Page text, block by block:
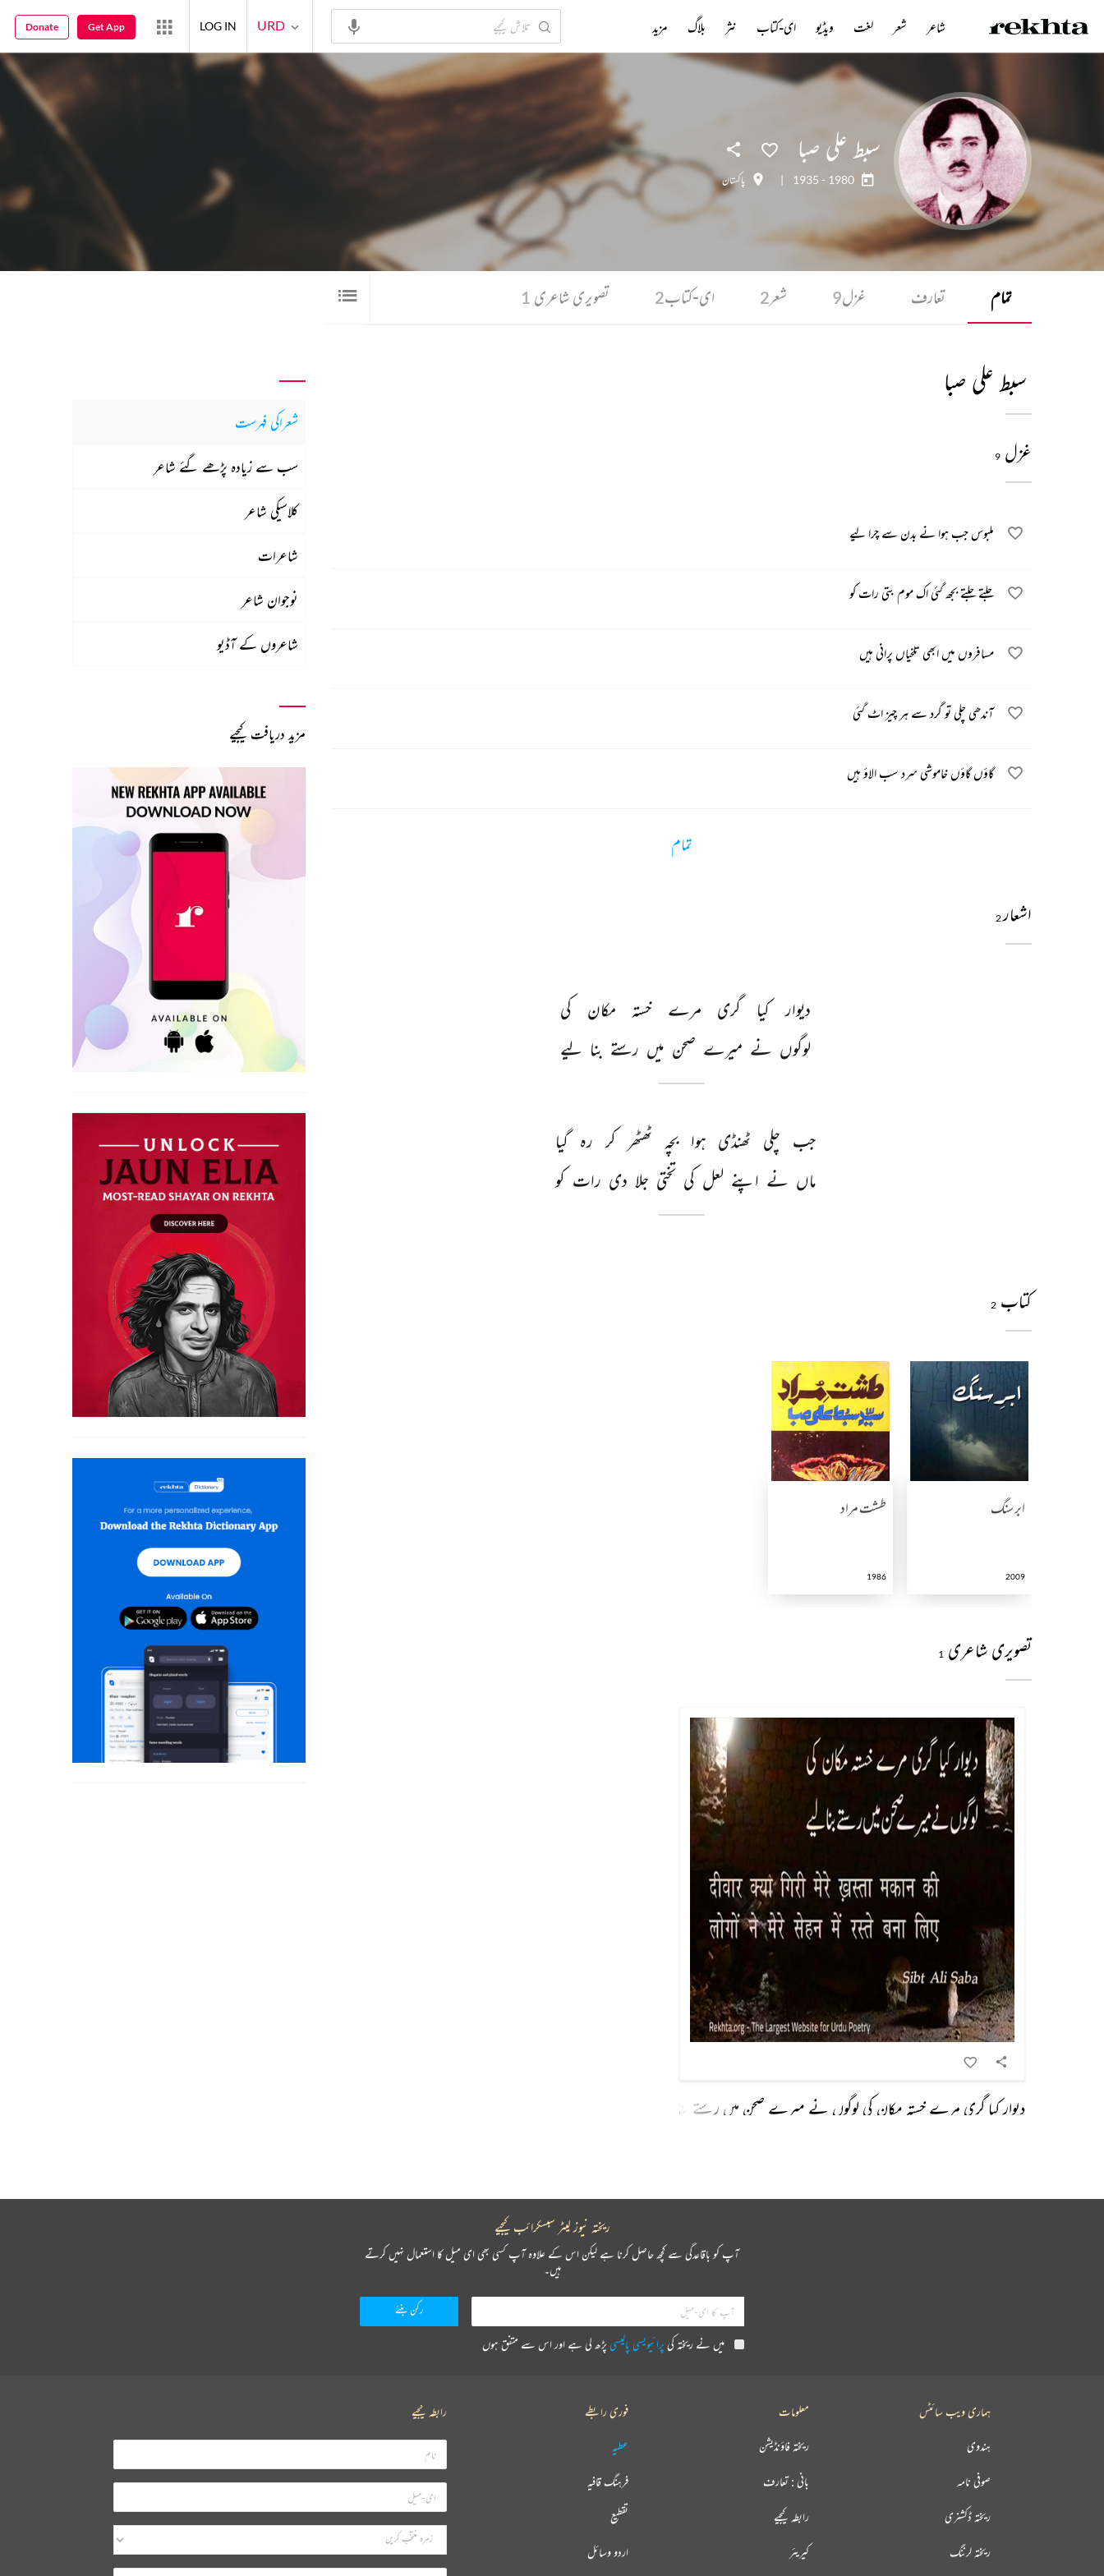
سبط علی صبا
1935 - 1980
| پاکستان
تمام تعارف غزل9 شعر2 ای-کتاب2 تصویری شاعری 1
سبط علی صبا
غزل 9
ملبوس جب ہوا نے بدن سے چرا لیے
جلتے جلتے بجھ گئی اک موم بتی رات کو
مسافروں میں ابھی تلخیاں پرانی ہیں
آندھی چلی تو گرد سے ہر چیز اٹ گئی
گاؤں گاؤں خاموشی سرد سب الاؤ ہیں
تمام
اشعار2
دیوار کیا گری مرے خستہ مکان
کی
لوگوں نے میرے صحن میں رستے بنا لیے
جب چلی ٹھنڈی ہوا بچہ ٹھٹھر کر رہ گیا
ماں نے اپنے لعل کی تختی جلا دی رات کو
کتاب 2
ابر سنگ
2009
طشت مراد
1986
تصویری شاعری 1
دیوار کیا گری مرے خستہ مکان کی لوگوں نے میرے صحن میں رستے بنا لیے
شعراکی فہرست
سب سے زیادہ پڑھے گئے شاعر
کلاسیکی شاعر
شاعرات
نوجوان شاعر
شاعروں کے آڈیو
مزید دریافت کیجیے
شاعر شعر لغت ویڈیو ای-کتاب نثر بلاگ مزید URD
LOG IN
Get App
Donate
ریختہ نیوز لیٹر سبسکرائب کیجیے
آپ کو باقاعدگی سے کچھ حاصل کرنا ہے لیکن اس کے علاوہ آپ کسی بھی ای میل کا استعمال نہیں کرتے
ہیں۔
میں نے ریختہ کیپرائیویسی پالیسیپڑھ لی ہے اور اس سے متفق ہوں
فوری رابطے
عطیہ
فرہنگ قافیہ
تقطیع
اردو وسائل
معلومات
ریختہ فاؤنڈیشن
بانی : تعارف
رابطہ کیجیے
کیریئر
ہماری ویب سائٹس
ہندوی
صوفی نامہ
ریختہ ڈکشنری
ریختہ لرننگ
رابطہ کیجیے